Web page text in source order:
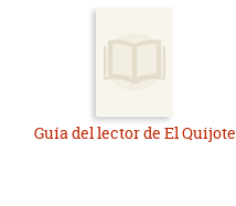
Guía del lector de El Quijote